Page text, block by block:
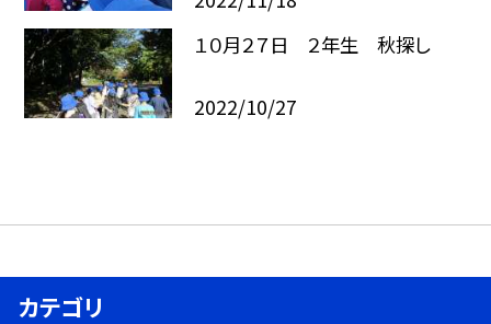
１０月２７日 ２年生 秋探し
2022/10/27
カテゴリ